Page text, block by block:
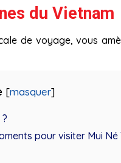
du Vietnam
de voyage, vous
[masquer]
pour visiter Mui Né